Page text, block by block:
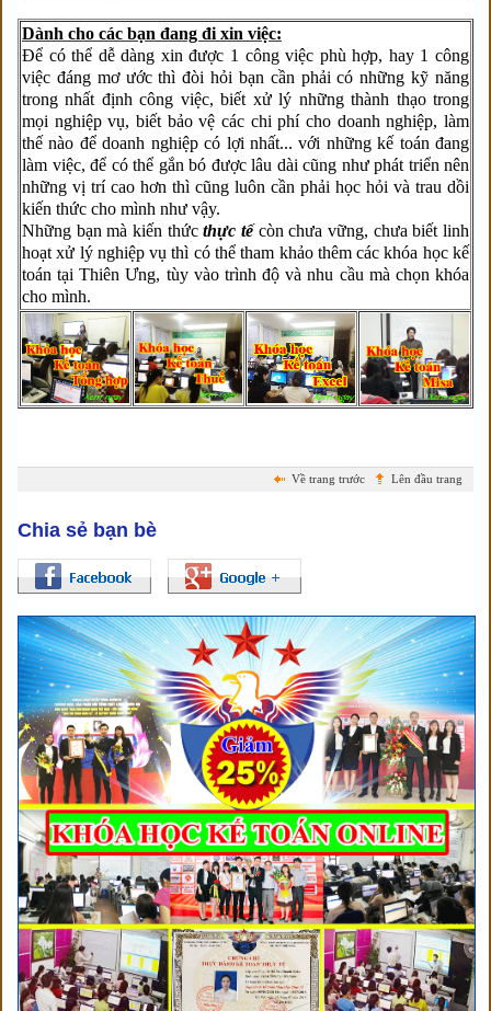
Dành cho các bạn đang đi xin việc:
Để có thể dễ dàng xin được 1 công việc phù hợp, hay 1 công
việc đáng mơ ước thì đòi hỏi bạn cần phải có những kỹ năng
trong nhất định công việc, biết xử lý những thành thạo trong
mọi nghiệp vụ, biết bảo vệ các chi phí cho doanh nghiệp, làm
thế nào để doanh nghiệp có lợi nhất... với những kế toán đang
làm việc, để có thể gắn bó được lâu dài cũng như phát triển nên
những vị trí cao hơn thì cũng luôn cần phải học hỏi và trau dồi
kiến thức cho mình như vậy.
Những bạn mà kiến thứcthực tếcòn chưa vững, chưa biết linh
hoạt xử lý nghiệp vụ thì có thể tham khảo thêm các khóa học kế
toán tại Thiên Ưng, tùy vào trình độ và nhu cầu mà chọn khóa
cho mình.
Lên đầu trang
Về trang trước
Chia sẻ bạn bè